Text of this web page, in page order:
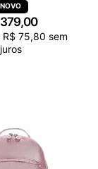
379,00
R$ 75,80 sem
juros